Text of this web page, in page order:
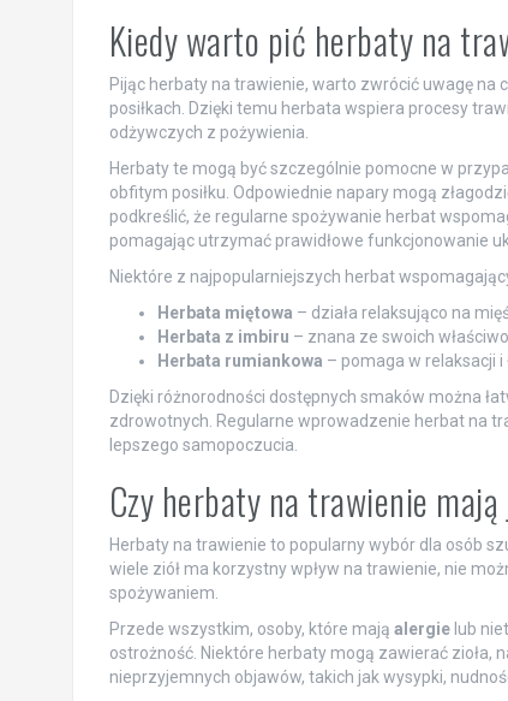
Kiedy warto pić herbaty na
Pijąc herbaty na trawienie, warto zwrócić uwagę na
posiłkach. Dzięki temu herbata wspiera procesy
odżywczych z pożywienia.
Herbaty te mogą być szczególnie pomocne w
obfitym posiłku. Odpowiednie napary mogą
podkreślić, że regularne spożywanie herbat
pomagając utrzymać prawidłowe funkcjonowanie
Niektóre z najpopularniejszych herbat
Herbata miętowa – działa relaksująco na
Herbata z imbiru – znana ze swoich
Herbata rumiankowa – pomaga w relaksacji
Dzięki różnorodności dostępnych smaków można
zdrowotnych. Regularne wprowadzenie herbat na
lepszego samopoczucia.
Czy herbaty na trawienie
Herbaty na trawienie to popularny wybór dla osób
wiele ziół ma korzystny wpływ na trawienie, nie
spożywaniem.
Przede wszystkim, osoby, które mają alergielub
ostrożność. Niektóre herbaty mogą zawierać zioła,
nieprzyjemnych objawów, takich jak wysypki,